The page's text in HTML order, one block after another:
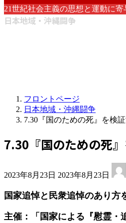
21世紀社会主義の思想と運動に
日本地域・沖縄闘争
フロントページ
日本地域・沖縄闘争
7.30『国のための死』を検
7.30『国のための死
2023年8月23日 終
新
時
2023年8月23日
国家追悼と民衆追悼のあり方
主催：「国家による『慰霊・